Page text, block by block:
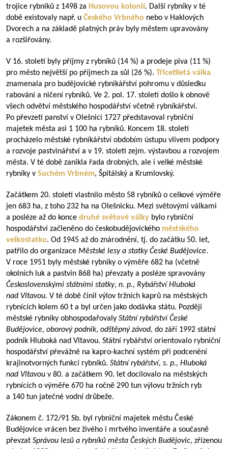
trojice rybníků z 1498 za Husovou kolonií. Další rybníky v té
době existovaly např. u Českého Vrbného nebo v Haklových
Dvorech a na základě platných práv byly městem upravovány
a rozšiřovány.
V 16. století byly příjmy z rybníků (14 %) a prodeje piva (11 %)
pro město největší po příjmech za sůl (26 %). Třicetiletá válka
znamenala pro budějovické rybnikářství pohromu v důsledku
rabování a ničení rybníků. Ve 2. pol. 17. století došlo k obnově
všech odvětví městského hospodářství včetně rybníkářství.
Po převzetí panství v Olešnici 1727 představoval rybniční
majetek města asi 1 100 ha rybníků. Koncem 18. století
procházelo městské rybníkářství obdobím ústupu vlivem podpory
a rozvoje pastvinářství a v 19. století zejm. výstavbou a rozvojem
města. V té době zanikla řada drobných, ale i velké městské
rybníky v Suchém Vrbném, Špitálský a Krumlovský.
Začátkem 20. století vlastnilo město 58 rybníků o celkové výměře
jen 683 ha, z toho 232 ha na Olešnicku. Mezi světovými válkami
a posléze až do konce druhé světové války bylo rybniční
hospodářství začleněno do českobudějovického městského
velkostatku. Od 1945 až do znárodnění, tj. do začátku 50. let,
patřilo do organizace Městské lesy a statky České Budějovice.
V roce 1951 byly městské rybníky o výměře 682 ha (včetně
okolních luk a pastvin 868 ha) převzaty a posléze spravovány
Československými státními statky, n. p., Rybářství Hluboká
nad Vltavou. V té době činil výlov tržních kaprů na městských
rybnících kolem 60 t a byl určen jako dodávka státu. Později
městské rybníky obhospodařovaly Státní rybářství České
Budějovice, oborový podnik, odštěpný závod, do září 1992 státní
podnik Hluboká nad Vltavou. Státní rybářství orientovalo rybniční
hospodářství převážně na kapro-kachní systém při podcenění
krajinotvorných funkcí rybníků. Státní rybářství, s. p., Hluboká
nad Vltavou v 80. a začátkem 90. let docilovalo na městských
rybnících o výměře 670 ha ročně 290 tun výlovu tržních ryb
a 140 tun jatečné vodní drůbeže.
Zákonem č. 172/91 Sb. byl rybniční majetek městu České
Budějovice vrácen bez živého i mrtvého inventáře a současně
převzat Správou lesů a rybníků města Českých Budějovic, zřízenou